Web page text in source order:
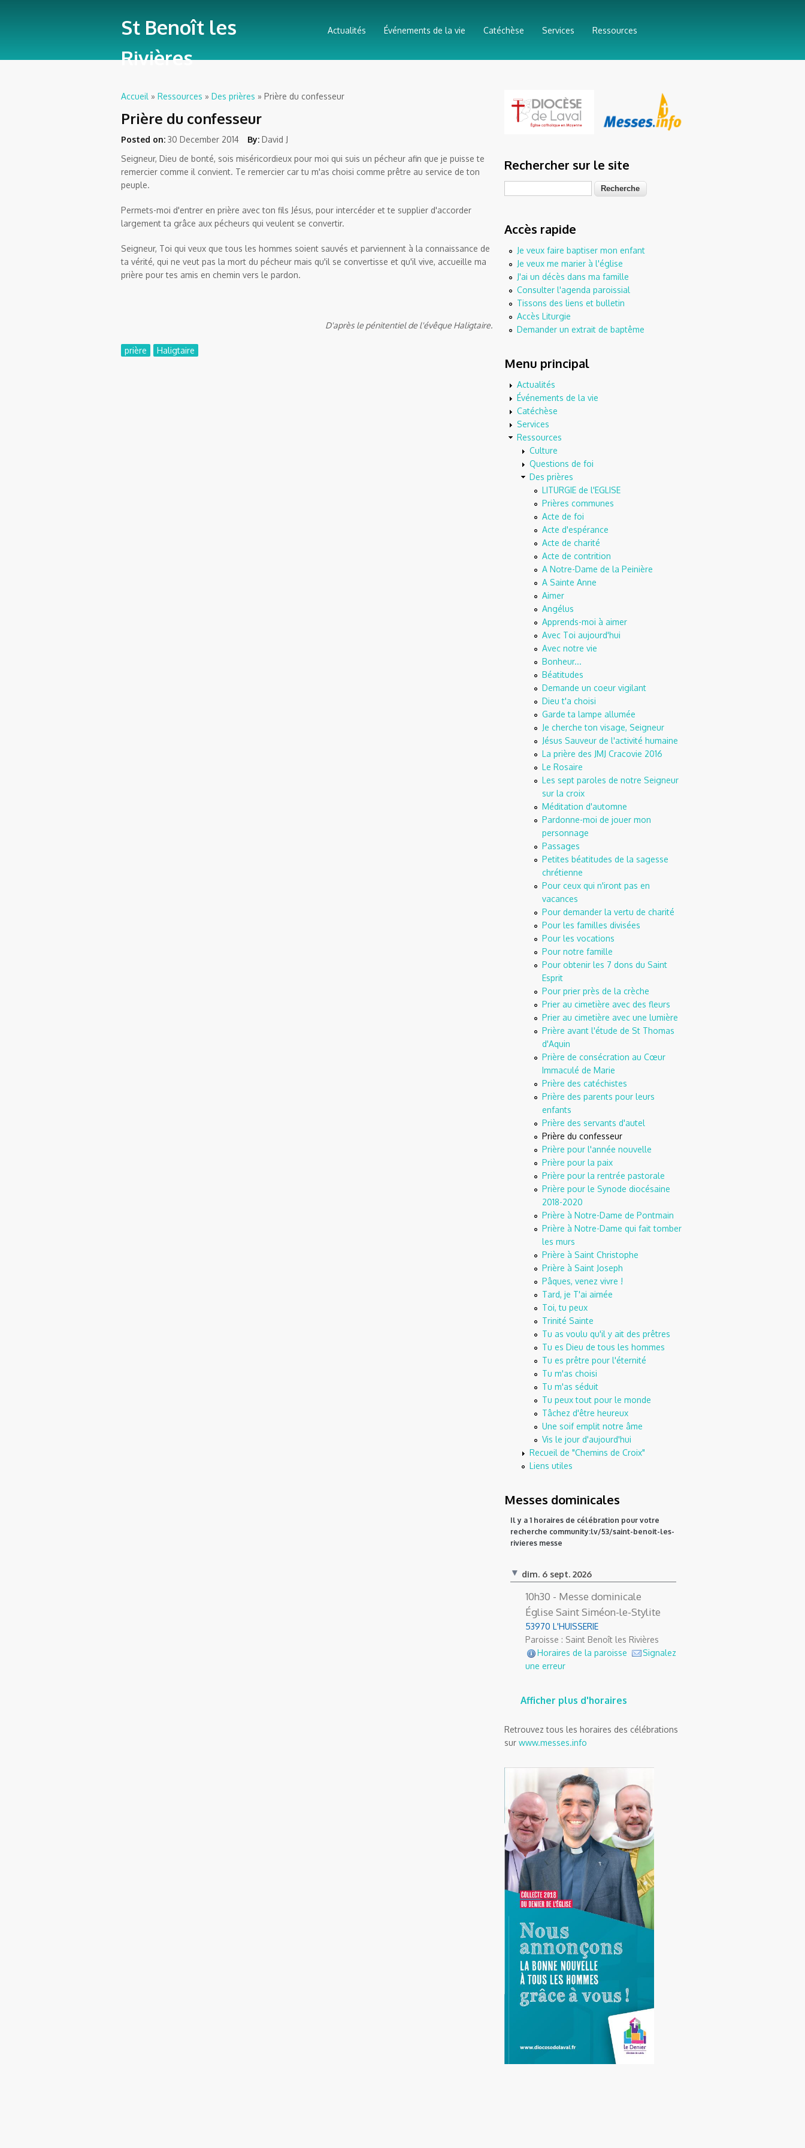
St Benoît les
Rivières
Actualités Événements de la vie Catéchèse Services Ressources
Vous êtes ici
Accueil » Ressources » Des prières » Prière du confesseur
Prière du confesseur
Posted on: 30 December 2014 By: David J
Seigneur, Dieu de bonté, sois miséricordieux pour moi qui suis un pécheur afin que je puisse te
remercier comme il convient. Te remercier car tu m'as choisi comme prêtre au service de ton
peuple.
Permets-moi d'entrer en prière avec ton fils Jésus, pour intercéder et te supplier d'accorder
largement ta grâce aux pécheurs qui veulent se convertir.
Seigneur, Toi qui veux que tous les hommes soient sauvés et parviennent à la connaissance de
ta vérité, qui ne veut pas la mort du pécheur mais qu'il se convertisse et qu'il vive, accueille ma
prière pour tes amis en chemin vers le pardon.
D'après le pénitentielde l'évêque Haligtaire.
prière Haligtaire
Rechercher sur le site
Accès rapide
Je veux faire baptiser mon enfant
Je veux me marier à l'église
J'ai un décès dans ma famille
Consulter l'agenda paroissial
Tissons des liens et bulletin
Accès Liturgie
Demander un extrait de baptême
Menu principal
Actualités
Événements de la vie
Catéchèse
Services
Ressources
Culture
Questions de foi
Des prières
LITURGIE de l'EGLISE
Prières communes
Acte de foi
Acte d'espérance
Acte de charité
Acte de contrition
A Notre-Dame de la Peinière
A Sainte Anne
Aimer
Angélus
Apprends-moi à aimer
Avec Toi aujourd'hui
Avec notre vie
Bonheur...
Béatitudes
Demande un coeur vigilant
Dieu t'a choisi
Garde ta lampe allumée
Je cherche ton visage, Seigneur
Jésus Sauveur de l'activité humaine
La prière des JMJ Cracovie 2016
Le Rosaire
Les sept paroles de notre Seigneur
sur la croix
Méditation d'automne
Pardonne-moi de jouer mon
personnage
Passages
Petites béatitudes de la sagesse
chrétienne
Pour ceux qui n'iront pas en
vacances
Pour demander la vertu de charité
Pour les familles divisées
Pour les vocations
Pour notre famille
Pour obtenir les 7 dons du Saint
Esprit
Pour prier près de la crèche
Prier au cimetière avec des fleurs
Prier au cimetière avec une lumière
Prière avant l'étude de St Thomas
d'Aquin
Prière de consécration au Cœur
Immaculé de Marie
Prière des catéchistes
Prière des parents pour leurs
enfants
Prière des servants d'autel
Prière du confesseur
Prière pour l'année nouvelle
Prière pour la paix
Prière pour la rentrée pastorale
Prière pour le Synode diocésaine
2018-2020
Prière à Notre-Dame de Pontmain
Prière à Notre-Dame qui fait tomber
les murs
Prière à Saint Christophe
Prière à Saint Joseph
Pâques, venez vivre !
Tard, je T'ai aimée
Toi, tu peux
Trinité Sainte
Tu as voulu qu'il y ait des prêtres
Tu es Dieu de tous les hommes
Tu es prêtre pour l'éternité
Tu m'as choisi
Tu m'as séduit
Tu peux tout pour le monde
Tâchez d'être heureux
Une soif emplit notre âme
Vis le jour d'aujourd'hui
Recueil de "Chemins de Croix"
Liens utiles
Messes dominicales
Il y a 1 horaires de célébration pour votre
recherche community:lv/53/saint-benoit-les-
rivieres messe
dim. 6 sept. 2026
10h30 - Messe dominicale
Église Saint Siméon-le-Stylite
53970 L'HUISSERIE
Paroisse : Saint Benoît les Rivières
Horaires de la paroisse
Signalez
une erreur
Afficher plus d'horaires
Retrouvez tous les horaires des célébrations
sur www.messes.info